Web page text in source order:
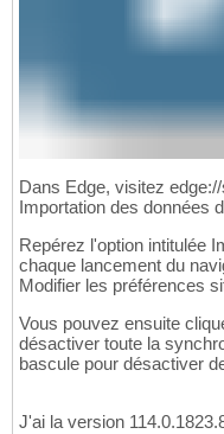
Dans Edge, visitez
Importation des données
Repérez l'option intitulée
chaque lancement du
Modifier les préférences
Vous pouvez ensuite
désactiver toute la
bascule pour désactiver
J'ai la version